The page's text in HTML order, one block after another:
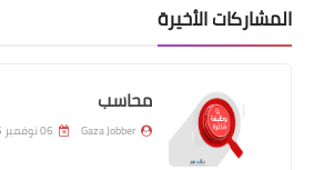
المشاركات الأخيرة
محاسب
Gaza Jobber 06 نوفمبر 2025